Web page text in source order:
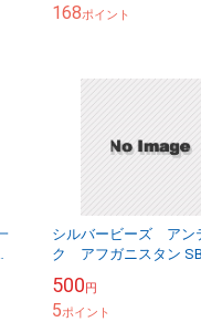
168ポイント
シルバービーズ アン
ク アフガニスタン
500円
5ポイント